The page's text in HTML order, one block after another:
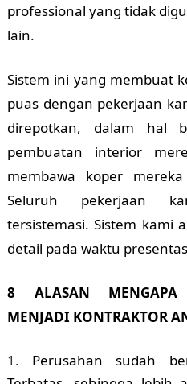
professional yang tidak
lain.
Sistem ini yang membuat
puas dengan pekerjaan
direpotkan, dalam hal
pembuatan interior
membawa koper
Seluruh pekerjaan
tersistemasi. Sistem kami
detail pada waktu
8 ALASAN MENGAPA
MENJADI KONTRAKTOR
Perusahan sudah